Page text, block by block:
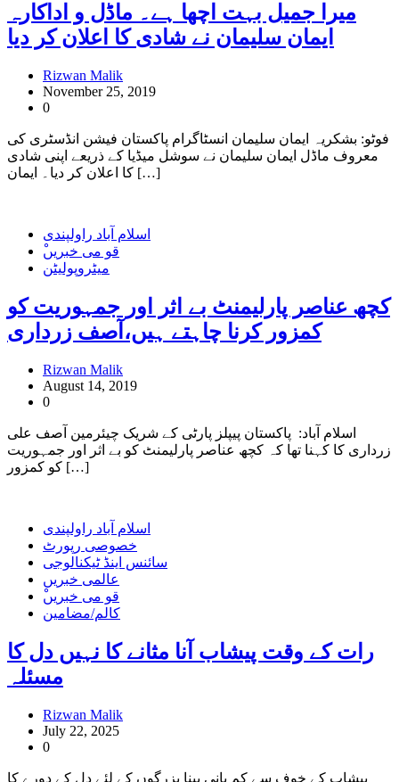
میرا جمیل بہت اچھا ہے۔ ماڈل و اداکارہ
ایمان سلیمان نے شادی کا اعلان کر دیا
Rizwan Malik
November 25, 2019
0
فوٹو: بشکریہ ایمان سلیمان انسٹاگرام پاکستان فیشن انڈسٹری کی
معروف ماڈل ایمان سلیمان نے سوشل میڈیا کے ذریعے اپنی شادی
کا اعلان کر دیا۔ ایمان […]
اسلام آباد راولپندی
ْقو می خبریں
میٹروپولیٹن
کچھ عناصر پارلیمنٹ بے اثر اور جمہوریت کو
کمزور کرنا چاہتے ہیں،آصف زرداری
Rizwan Malik
August 14, 2019
0
اسلام آباد: پاکستان پیپلز پارٹی کے شریک چیئرمین آصف علی
زرداری کا کہنا تھا کہ کچھ عناصر پارلیمنٹ کو بے اثر اور جمہوریت
کو کمزور […]
اسلام آباد راولپندی
خصوصی رپورٹ
سائنس اینڈ ٹیکنالوجی
عالمی خبریں
ْقو می خبریں
کالم/مضامین
رات کے وقت پیشاب آنا مثانے کا نہیں دل کا
مسئلہ
Rizwan Malik
July 22, 2025
0
پیشاب کے خوف سے کم پانی پینا بزرگوں کے لئے دل کے دورے کا